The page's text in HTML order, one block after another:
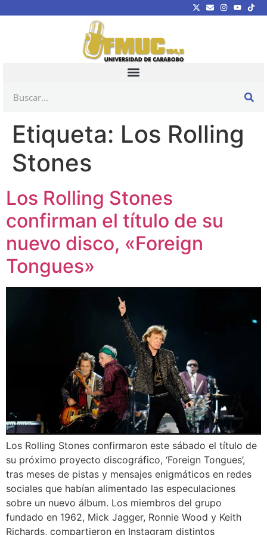
Etiqueta: Los Rolling
Stones
Los Rolling Stones
confirman el título de su
nuevo disco, «Foreign
Tongues»
Los Rolling Stones confirmaron este sábado el título de
su próximo proyecto discográfico, ‘Foreign Tongues’,
tras meses de pistas y mensajes enigmáticos en redes
sociales que habían alimentado las especulaciones
sobre un nuevo álbum. Los miembros del grupo
fundado en 1962, Mick Jagger, Ronnie Wood y Keith
Richards, compartieron en Instagram distintos